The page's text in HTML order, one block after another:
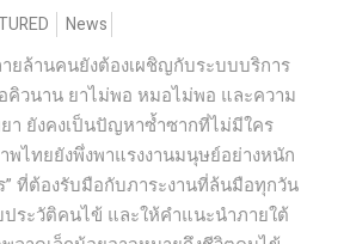
News
ล้านคนยังต้องเผชิญกับระบบบริการ
คิวนาน ยาไม่พอ หมอไม่พอ และความ
า ยังคงเป็นปัญหาซ้ำซากที่ไม่มีใคร
ไทยยังพึ่งพาแรงงานมนุษย์อย่างหนัก
” ที่ต้องรับมือกับภาระงานที่ล้นมือทุกวัน
ระวัติคนไข้ และให้คำแนะนำภายใต้